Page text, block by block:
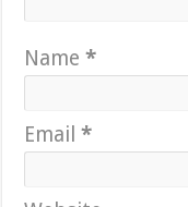
Name*
Email*